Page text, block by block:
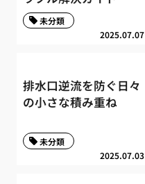
2025.07.07
未分類
排水口逆流を防ぐ日々
の小さな積み重ね
2025.07.03
未分類